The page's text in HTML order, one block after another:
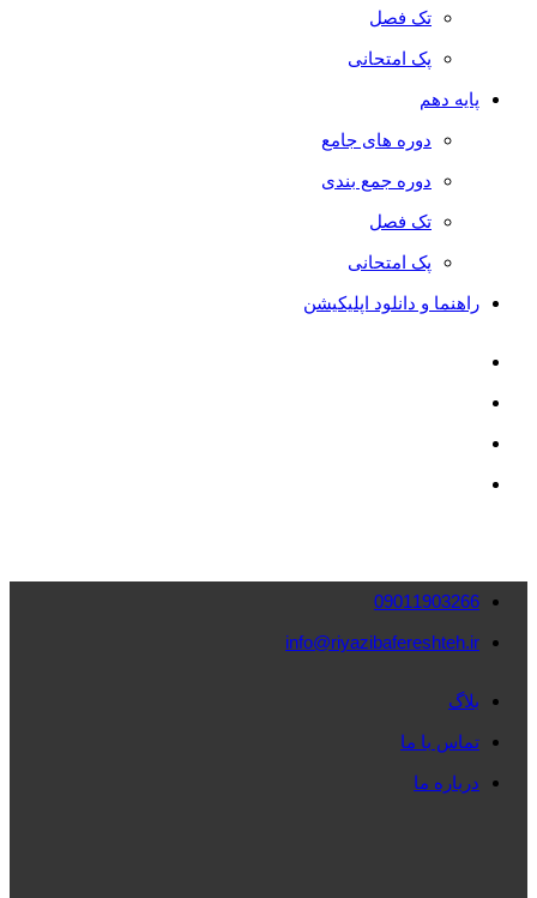
تک فصل
پک امتحانی
پایه دهم
دوره های جامع
دوره جمع بندی
تک فصل
پک امتحانی
راهنما و دانلود اپلیکیشن
09011903266
info@riyazibafereshteh.ir
بلاگ
تماس با ما
درباره ما